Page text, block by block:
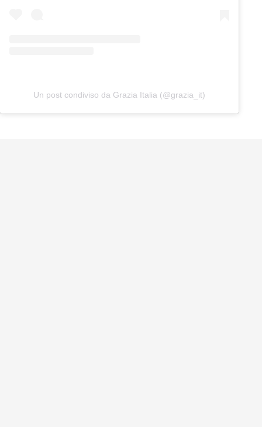
Un post condiviso da Grazia Italia (@grazia_it)